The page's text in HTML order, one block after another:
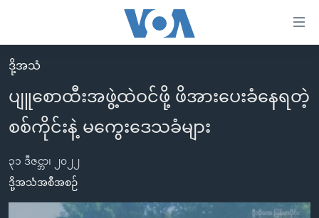
လွယ်ကူ
စေ
သည့်
များ
ပင်မ
အကြောင်းအရာ
မူလစာမျက်နှာ
မြန်မာ
ကမ္ဘာ့သတင်းများ
အမေရိကန်
တရုတ်
သတင်းလွတ်လပ်ခွင့်
ရပ်ဝန်းတခု လမ်းတခု အလွန်
ဒို့အသံ
ပျူစောထီးအဖွဲ့ထဲဝင်ဖို့ ဖိအားပေးခံနေရတဲ့
စစ်ကိုင်းနဲ့ မကွေးဒေသခံများ
၃၁ ဒီဇင္ဘာ၊ ၂၀၂၂
ဒို့အသံအစီအစဉ်